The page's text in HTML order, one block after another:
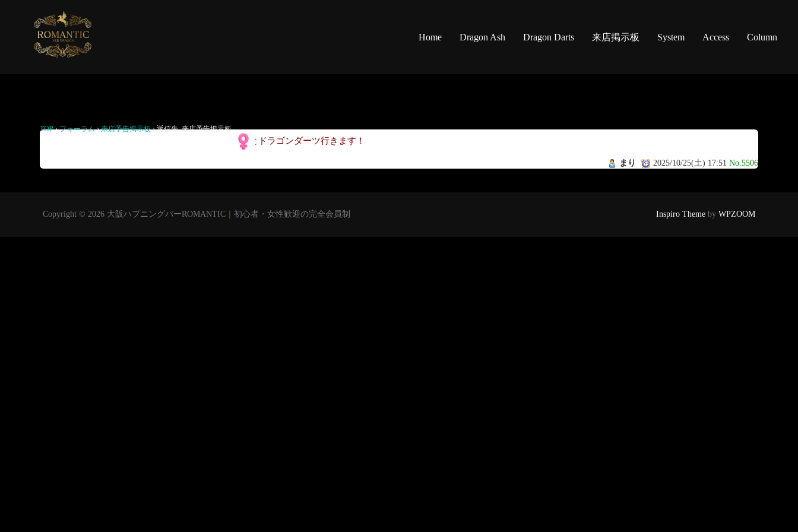
Home Dragon Ash Dragon Darts 来店掲示板 System Access Column
返信先: 来店予告掲示板
TOP › フォーラム › 来店予告掲示板 › 返信先: 来店予告掲示板
ロマとドラゴンダーツ行きます！
まり 2025/10/25(土) 17:51 No.5506
Copyright © 2026 大阪ハプニングバーROMANTIC｜初心者・女性歓迎の完全会員制 Inspiro Theme by WPZOOM